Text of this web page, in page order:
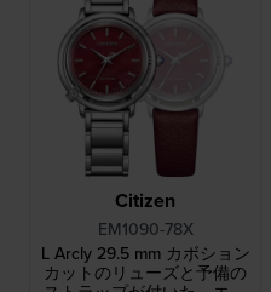
Citizen
EM1090-78X
L Arcly 29.5 mm カボション
カットのリューズと予備の